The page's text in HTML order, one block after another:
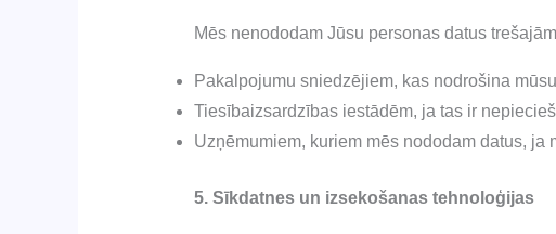
Mēs nenododam Jūsu personas datus
Pakalpojumu sniedzējiem, kas nodrošina
Tiesībaizsardzības iestādēm, ja tas ir
Uzņēmumiem, kuriem mēs nododam datus,
5. Sīkdatnes un izsekošanas tehnoloģijas